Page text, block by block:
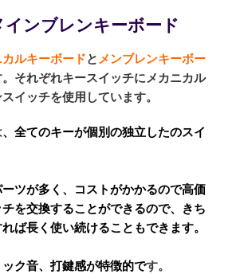
ンブレンキーボード
カルキーボードと メンブレンキーボー
それぞれキースイッチにメカニカル
イッチを使用しています。
、 全てのキーが個別の独立したのスイ
ツが多く、コストがかかるので高価
を交換することができるので、きち
ば長く使い続けることもできます。
ク音、打鍵感が特徴的です。